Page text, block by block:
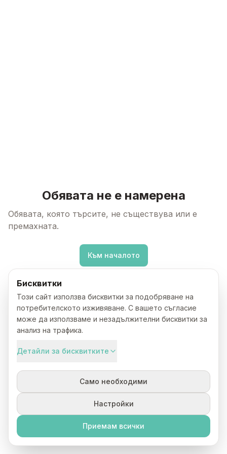
Обявата не е намерена
Обявата, която търсите, не съществува или е
премахната.
Към началото
Бисквитки
Този сайт използва бисквитки за подобряване на
потребителското изживяване. С вашето съгласие
може да използваме и незадължителни бисквитки за
анализ на трафика.
Детайли за бисквитките
Само необходими
Настройки
Приемам всички